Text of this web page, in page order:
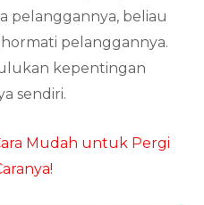
pelanggannya, beliau
pelanggannya.
kepentingan
sendiri.
Mudah untuk Pergi